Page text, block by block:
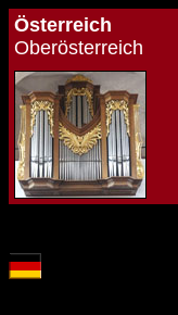
Österreich
Oberösterreich